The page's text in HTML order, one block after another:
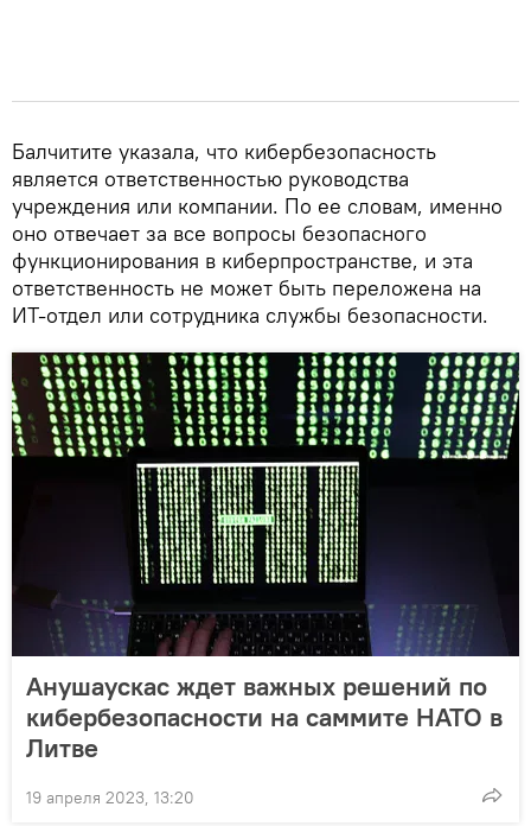
Балчитите указала, что кибербезопасность
является ответственностью руководства
учреждения или компании. По ее словам, именно
оно отвечает за все вопросы безопасного
функционирования в киберпространстве, и эта
ответственность не может быть переложена на
ИТ-отдел или сотрудника службы безопасности.
Анушаускас ждет важных решений по
кибербезопасности на саммите НАТО в
Литве
19 апреля 2023, 13:20